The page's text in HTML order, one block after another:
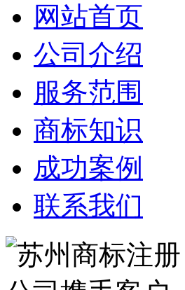
网站首页
公司介绍
服务范围
商标知识
成功案例
联系我们